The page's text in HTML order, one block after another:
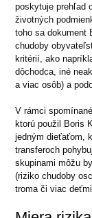
poskytuje prehľad
životných
toho sa dokument
chudoby
kritérií, ako
dôchodca, iné
a viac osôb) a
V rámci
ktorú použil Boris
jedným dieťaťom,
transferoch
skupinami môžu
(riziko chudoby
troma či viac